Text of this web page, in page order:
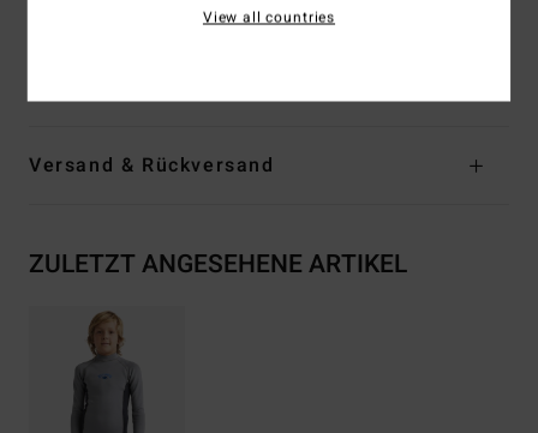
Verriegelte Flatlock-Nähte
Versand & Rückversand
ZULETZT ANGESEHENE ARTIKEL
View all countries